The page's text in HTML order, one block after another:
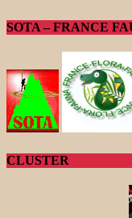
SOTA – FRANCE
CLUSTER